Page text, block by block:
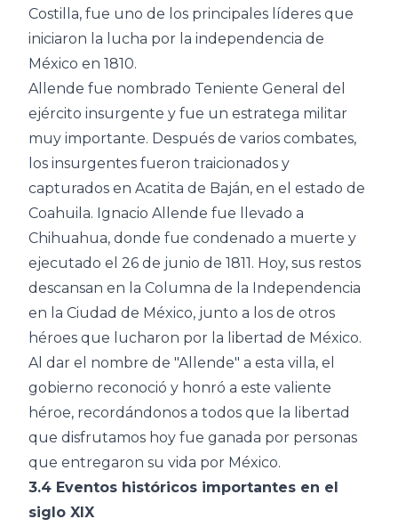
Costilla, fue uno de los principales líderes que
iniciaron la lucha por la independencia de
México en 1810.
Allende fue nombrado Teniente General del
ejército insurgente y fue un estratega militar
muy importante. Después de varios combates,
los insurgentes fueron traicionados y
capturados en Acatita de Baján, en el estado de
Coahuila. Ignacio Allende fue llevado a
Chihuahua, donde fue condenado a muerte y
ejecutado el 26 de junio de 1811. Hoy, sus restos
descansan en la Columna de la Independencia
en la Ciudad de México, junto a los de otros
héroes que lucharon por la libertad de México.
Al dar el nombre de "Allende" a esta villa, el
gobierno reconoció y honró a este valiente
héroe, recordándonos a todos que la libertad
que disfrutamos hoy fue ganada por personas
que entregaron su vida por México.
3.4 Eventos históricos importantes en el
siglo XIX